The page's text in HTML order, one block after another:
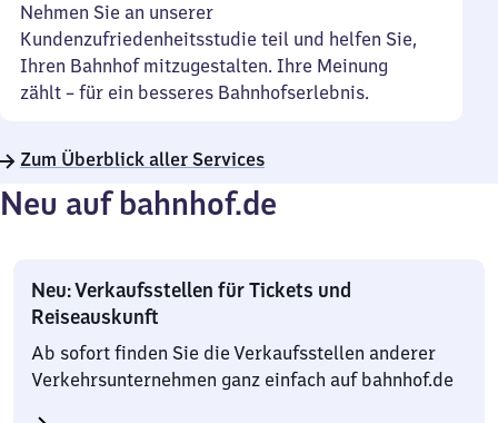
Nehmen Sie an unserer
Kundenzufriedenheitsstudie teil und helfen Sie,
Ihren Bahnhof mitzugestalten. Ihre Meinung
zählt – für ein besseres Bahnhofserlebnis.
Zum Überblick aller Services
Neu auf bahnhof.de
Neu: Verkaufsstellen für Tickets und
Reiseauskunft
Ab sofort finden Sie die Verkaufsstellen anderer
Verkehrsunternehmen ganz einfach auf bahnhof.de